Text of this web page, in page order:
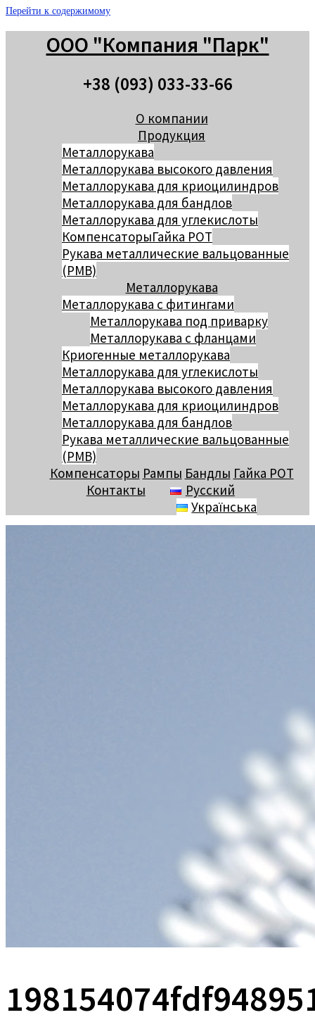
Перейти к содержимому
ООО "Компания "Парк"
+38 (093) 033-33-66
О компании
Продукция
Металлорукава
Металлорукава высокого давления
Металлорукава для криоцилиндров
Металлорукава для бандлов
Металлорукава для углекислоты
КомпенсаторыГайка РОТ
Рукава металлические вальцованные
(РМВ)
Металлорукава
Металлорукава с фитингами
Металлорукава под приварку
Металлорукава с фланцами
Криогенные металлорукава
Металлорукава для углекислоты
Металлорукава высокого давления
Металлорукава для криоцилиндров
Металлорукава для бандлов
Рукава металлические вальцованные
(РМВ)
Компенсаторы Рампы Бандлы Гайка РОТ
Контакты
Русский
Українська